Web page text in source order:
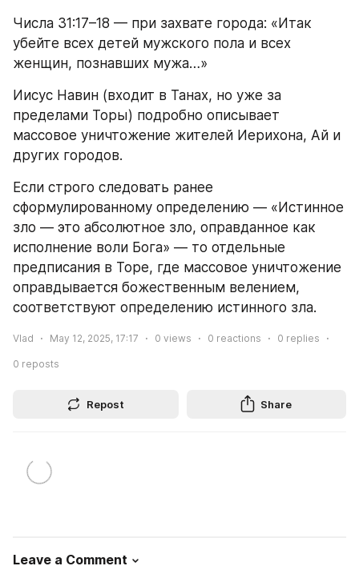
Числа 31:17–18 — при захвате города: «Итак
убейте всех детей мужского пола и всех
женщин, познавших мужа…»
Иисус Навин (входит в Танах, но уже за
пределами Торы) подробно описывает
массовое уничтожение жителей Иерихона, Ай и
других городов.
Если строго следовать ранее
сформулированному определению — «Истинное
зло — это абсолютное зло, оправданное как
исполнение воли Бога» — то отдельные
предписания в Торе, где массовое уничтожение
оправдывается божественным велением,
соответствуют определению истинного зла.
Vlad May 12, 2025, 17:17 0 views 0 reactions 0 replies
0 reposts
Repost Share
Leave a Comment